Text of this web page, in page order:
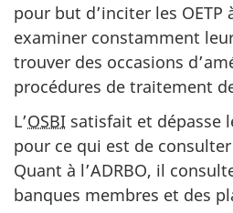
pour but d’inciter les OETP
examiner constamment
trouver des occasions
procédures de traitement
L’OSBI satisfait et dépasse
pour ce qui est de
Quant à l’ADRBO, il
banques membres et des